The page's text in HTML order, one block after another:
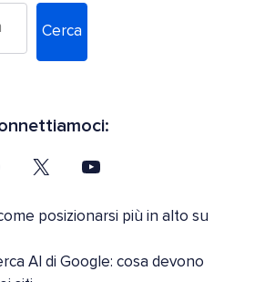
Cerca
posizionarsi più in alto su
AI di Google: cosa devono